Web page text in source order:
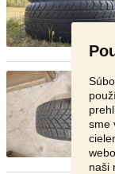
sme
naši